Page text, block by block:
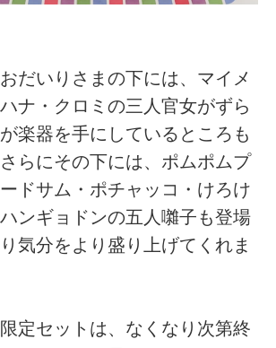
だいりさまの下には、マイメ
ナ・クロミの三人官女がずら
楽器を手にしているところも
らにその下には、ポムポムプ
ドサム・ポチャッコ・けろけ
ンギョドンの五人囃子も登場
気分をより盛り上げてくれま
定セットは、なくなり次第終